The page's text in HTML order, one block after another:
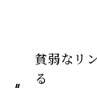
貧弱なリ
る